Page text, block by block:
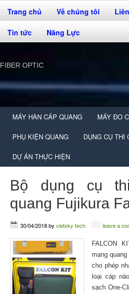
Trang chủ Về chúng tôi
Tin tức Năng Lực
FIBER OPTIC
MÁY HÀN CÁP QUANG MÁY ĐO
PHỤ KIỆN QUANG DỤNG CỤ THI
DỰ ÁN THỰC HIỆN
Bộ dụng cụ
quang Fujikura
30/04/2018by vietsky tech leave a
FALCON
mạng
cho phép
loại cáp
sạch One-